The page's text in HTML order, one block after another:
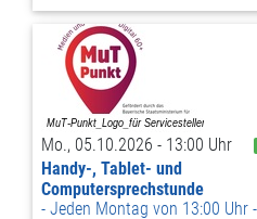
Mo., 05.10.2026 - 13:00 Uhr
Handy-, Tablet- und
Computersprechstunde
Jeden Montag von 13:00 Uhr